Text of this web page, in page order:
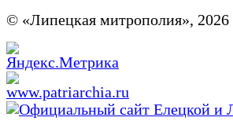
© «Липецкая митрополия», 2026